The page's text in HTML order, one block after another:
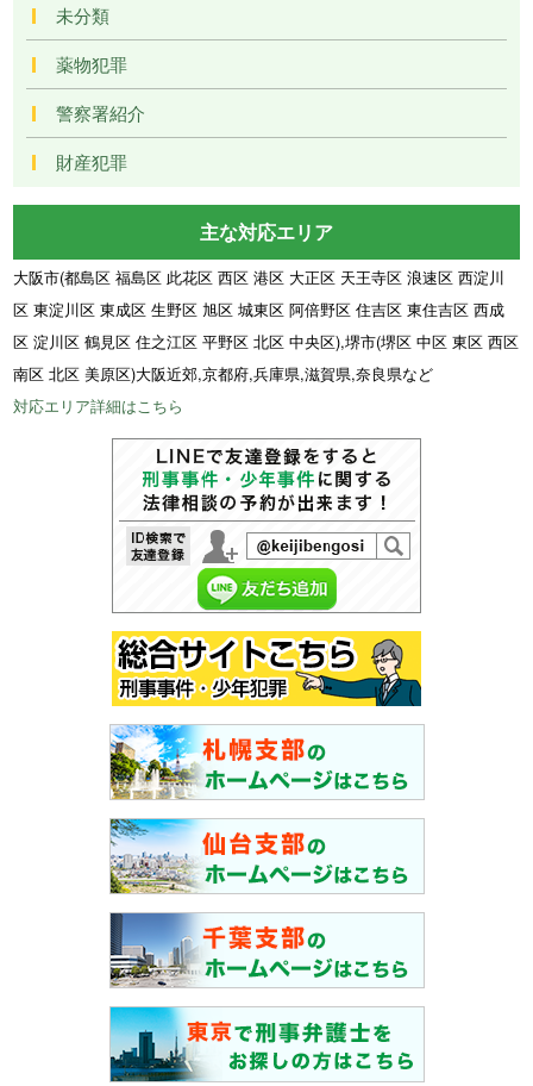
未分類
薬物犯罪
警察署紹介
財産犯罪
主な対応エリア
大阪市(都島区 福島区 此花区 西区 港区 大正区 天王寺区 浪速区 西淀川
区 東淀川区 東成区 生野区 旭区 城東区 阿倍野区 住吉区 東住吉区 西成
区 淀川区 鶴見区 住之江区 平野区 北区 中央区),堺市(堺区 中区 東区 西区
南区 北区 美原区)大阪近郊,京都府,兵庫県,滋賀県,奈良県など
対応エリア詳細はこちら